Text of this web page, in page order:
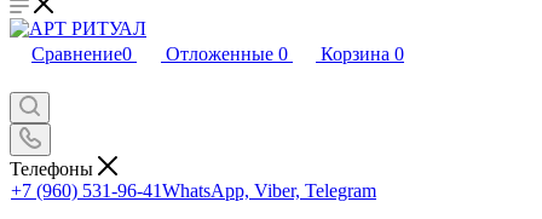
Сравнение0 Отложенные 0 Корзина 0
Телефоны
+7 (960) 531-96-41WhatsApp, Viber, Telegram